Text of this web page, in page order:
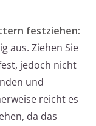
festziehen:
aus. Ziehen Sie
jedoch nicht
und
reicht es
da das